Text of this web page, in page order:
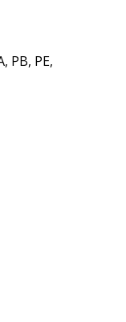
PB, PE,